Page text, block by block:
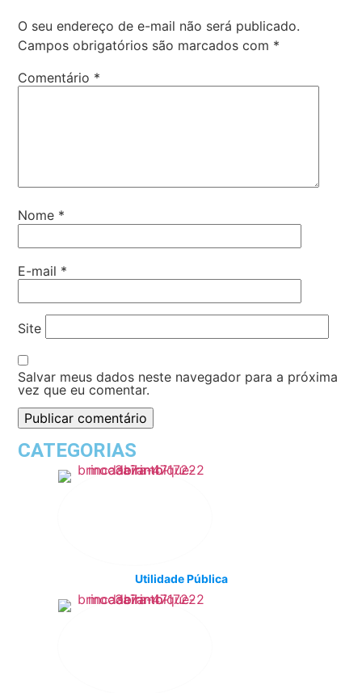
O seu endereço de e-mail não será publicado.
Campos obrigatórios são marcados com *
Comentário *
Nome *
E-mail *
Site
Salvar meus dados neste navegador para a próxima
vez que eu comentar.
CATEGORIAS
Utilidade Pública